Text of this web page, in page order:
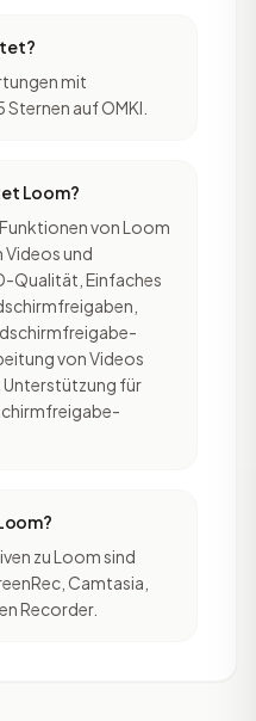
mit
auf OMKI.
Loom?
von Loom
Videos und
Qualität, Einfaches
von Videos
für
zu Loom sind
Camtasia,
Recorder.